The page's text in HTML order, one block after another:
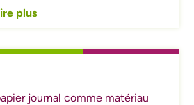
plus
journal comme matériau